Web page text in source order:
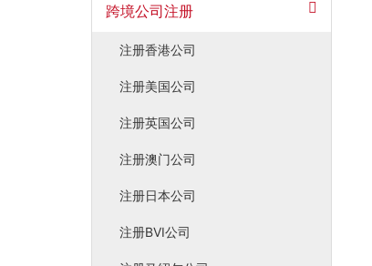
跨境公司注册
注册香港公司
注册美国公司
注册英国公司
注册澳门公司
注册日本公司
注册BVI公司